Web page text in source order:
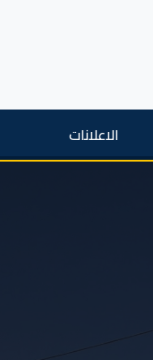
الاعلانات